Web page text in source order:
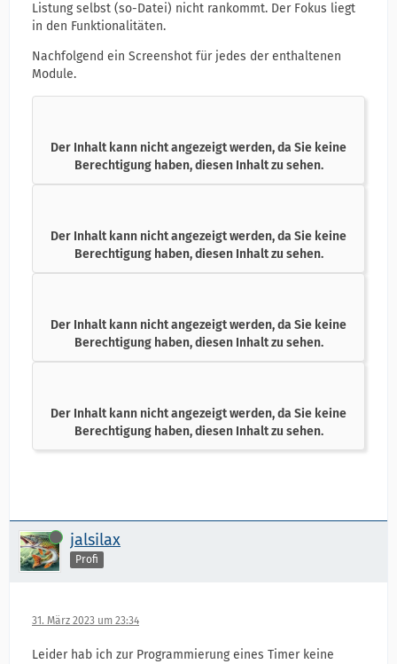
Listung selbst (so-Datei) nicht rankommt. Der Fokus liegt
in den Funktionalitäten.
Nachfolgend ein Screenshot für jedes der enthaltenen
Module.
Der Inhalt kann nicht angezeigt werden, da Sie keine
Berechtigung haben, diesen Inhalt zu sehen.
Der Inhalt kann nicht angezeigt werden, da Sie keine
Berechtigung haben, diesen Inhalt zu sehen.
Der Inhalt kann nicht angezeigt werden, da Sie keine
Berechtigung haben, diesen Inhalt zu sehen.
Der Inhalt kann nicht angezeigt werden, da Sie keine
Berechtigung haben, diesen Inhalt zu sehen.
Online jalsilax
Profi
31. März 2023 um 23:34
Leider hab ich zur Programmierung eines Timer keine